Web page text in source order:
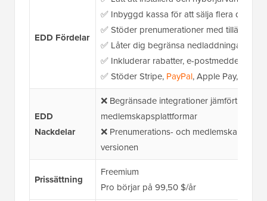
EDD Fördelar
✅ Inbyggd kassa för att sälja flera
✅ Stöder prenumerationer med tillägget
✅ Låter dig begränsa nedladdningar
✅ Inkluderar rabatter, e-
✅ Stöder Stripe, PayPal, Apple Pay,
EDD
Nackdelar
❌ Begränsade integrationer jämfört med
medlemskapsplattformar
❌ Prenumerations- och
versionen
Prissättning
Freemium
Pro börjar på 99,50 $/år